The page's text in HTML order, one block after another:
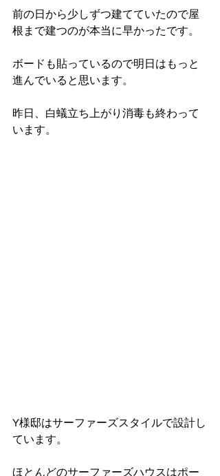
前の日から少しずつ建てていたので屋
根まで建つのが本当に早かったです。
ボードも貼っているので明日はもっと
進んでいると思います。
昨日、白蟻立ち上がり消毒も終わって
います。
Y様邸はサーファーズスタイルで設計し
ています。
ほとんどのサーファーズハウスはポー